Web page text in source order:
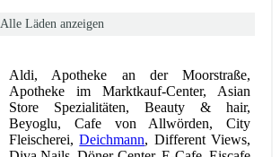
Alle Läden anzeigen
Aldi, Apotheke an der Moorstraße,
Apotheke im Marktkauf-Center, Asian
Store Spezialitäten, Beauty & hair,
Beyoglu, Cafe von Allwörden, City
Fleischerei,Deichmann, Different Views,